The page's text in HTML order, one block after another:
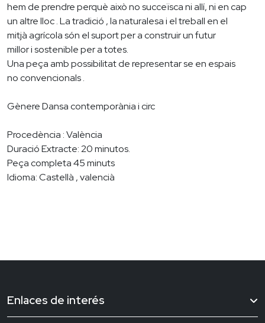
hem de prendre perquè això no succeïsca ni allí, ni en cap
un altre lloc . La tradició , la naturalesa i el treball en el
mitjà agrícola són el suport per a construir un futur
millor i sostenible per a totes.
Una peça amb possibilitat de representar se en espais
no convencionals .
Gènere Dansa contemporània i circ
Procedència : València
Duració Extracte: 20 minutos.
Peça completa 45 minuts
Idioma: Castellà , valencià
Enlaces de interés